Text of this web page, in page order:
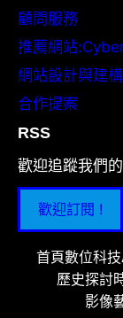
顧問服務
推薦網站
網站設計與建構
合作提案
RSS
歡迎追蹤我們
歡迎訂閱 !
首頁數位科技
歷史探討
影像